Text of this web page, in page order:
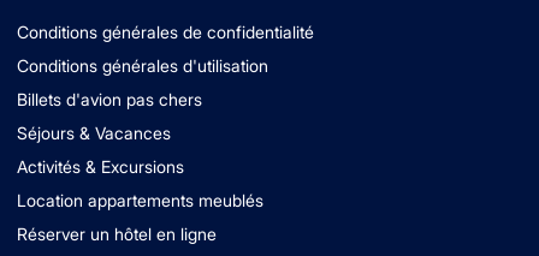
Conditions générales de confidentialité
Conditions générales d'utilisation
Billets d'avion pas chers
Séjours & Vacances
Activités & Excursions
Location appartements meublés
Réserver un hôtel en ligne